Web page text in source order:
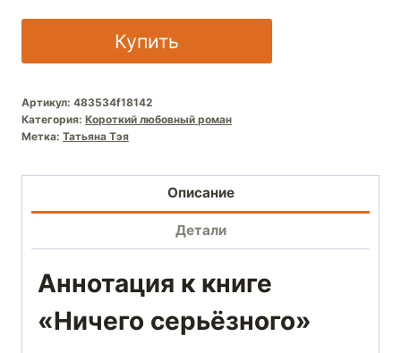
Купить
Артикул: 483534f18142
Категория: Короткий любовный роман
Метка: Татьяна Тэя
Описание
Детали
Аннотация к книге
«Ничего серьёзного»